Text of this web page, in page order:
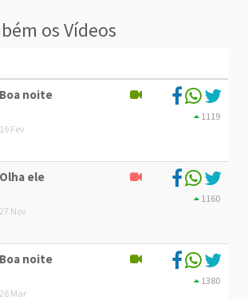
os Vídeos
Boa noite
19 Fev
1119
Olha ele
27 Nov
1160
Boa noite
26 Mar
1380